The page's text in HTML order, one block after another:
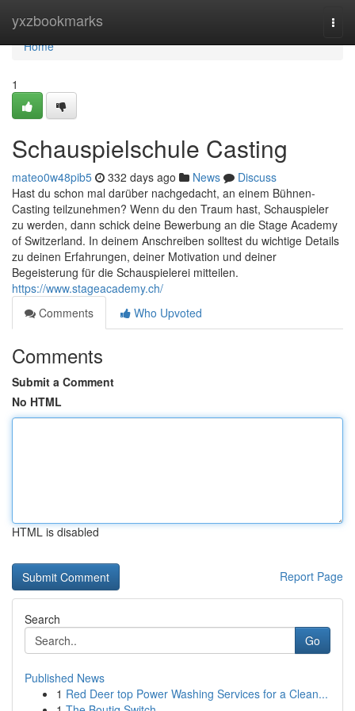
yxzbookmarks
Home
Home
1
Schauspielschule Casting
mateo0w48pib5 332 days ago News
Discuss
Hast du schon mal darüber nachgedacht, an einem Bühnen-
Casting teilzunehmen? Wenn du den Traum hast, Schauspieler
zu werden, dann schick deine Bewerbung an die Stage Academy
of Switzerland. In deinem Anschreiben solltest du wichtige Details
zu deinen Erfahrungen, deiner Motivation und deiner
Begeisterung für die Schauspielerei mitteilen.
https://www.stageacademy.ch/
Comments
Who Upvoted
Comments
Submit a Comment
No HTML
HTML is disabled
Report Page
Search
Go
Published News
1 Red Deer top Power Washing Services for a Clean...